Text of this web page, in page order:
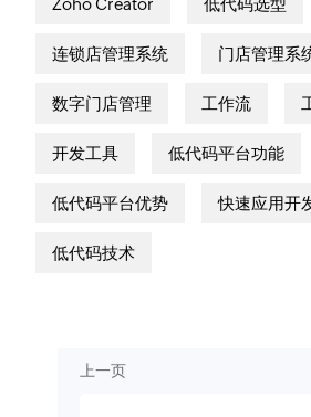
连锁店管理系统 门店管理系
数字门店管理 工作流
开发工具 低代码平台功能
低代码平台优势 快速应用开
低代码技术
上一页